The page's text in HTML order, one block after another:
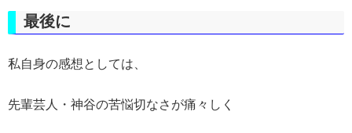
最後に
私自身の感想としては、
先輩芸人・神谷の苦悩切なさが痛々しく